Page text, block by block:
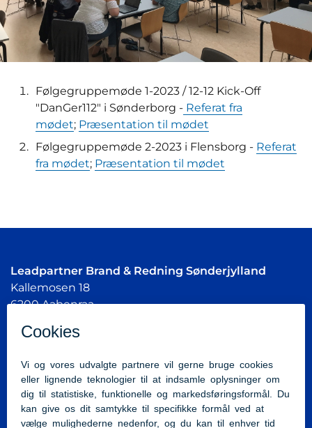
Følgegruppemøde 1-2023 / 12-12 Kick-Off
"DanGer112" i Sønderborg - Referat fra
mødet; Præsentation til mødet
Følgegruppemøde 2-2023 i Flensborg - Referat
fra mødet; Præsentation til mødet
Leadpartner Brand & Redning Sønderjylland
Kallemosen 18
6200 Aabenraa
beredskab@brsj.dk
Kystdirektoratet
Sønderborg Kommune